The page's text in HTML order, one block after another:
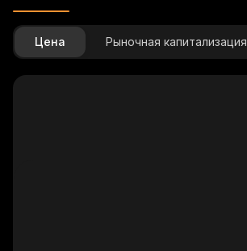
Цена Рыночная капитализация